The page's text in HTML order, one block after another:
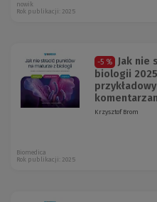
nowik
Rok publikacji: 2025
-5 %
Jak nie
biologii
Krzysztof Brom
Biomedica
Rok publikacji: 2025